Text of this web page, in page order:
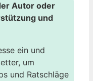
Autor oder
und
ein und
um
und Ratschläge